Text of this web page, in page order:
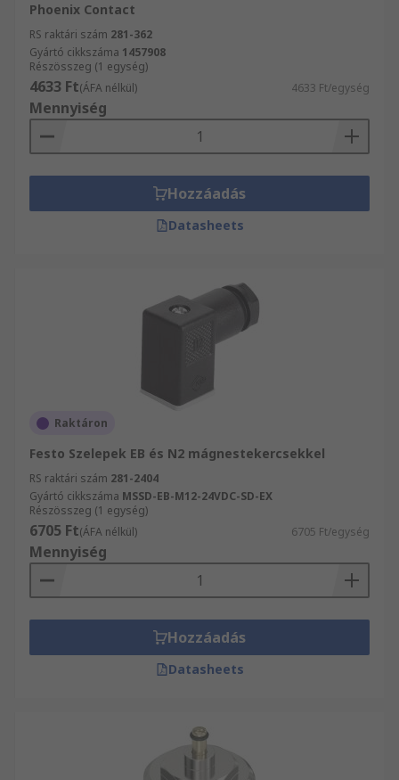
Phoenix Contact
RS raktári szám 281-362
Gyártó cikkszáma 1457908
Részösszeg (1 egység)
4633 Ft(ÁFA nélkül) 4633 Ft/egység
Mennyiség
Hozzáadás
Datasheets
Raktáron
Festo Szelepek EB és N2 mágnestekercsekkel
RS raktári szám 281-2404
Gyártó cikkszáma MSSD-EB-M12-24VDC-SD-EX
Részösszeg (1 egység)
6705 Ft(ÁFA nélkül) 6705 Ft/egység
Mennyiség
Hozzáadás
Datasheets